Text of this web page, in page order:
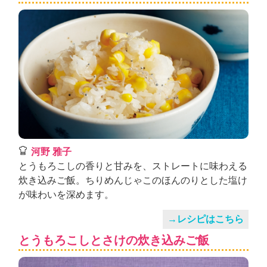
河野 雅子
とうもろこしの香りと甘みを、ストレートに味わえる
炊き込みご飯。ちりめんじゃこのほんのりとした塩け
が味わいを深めます。
→レシピはこちら
とうもろこしとさけの炊き込みご飯